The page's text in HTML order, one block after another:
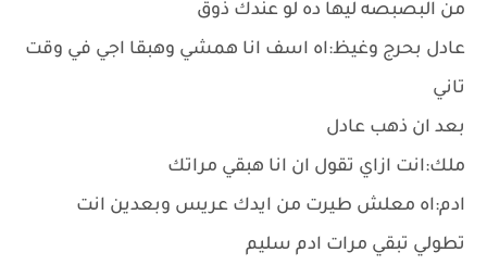
من البصبصه ليها ده لو عندك ذوق
عادل بحرج وغيظ:اه اسف انا همشي وهبقا اجي في وقت
تاني
بعد ان ذهب عادل
ملك:انت ازاي تقول ان انا هبقي مراتك
ادم:اه معلش طيرت من ايدك عريس وبعدين انت
تطولي تبقي مرات ادم سليم